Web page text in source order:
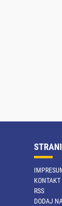
KONTAKT
RSS
DODAJ